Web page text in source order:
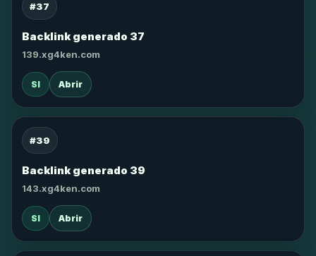
#37
Backlink generado 37
139.xg4ken.com
SI Abrir
#39
Backlink generado 39
143.xg4ken.com
SI Abrir